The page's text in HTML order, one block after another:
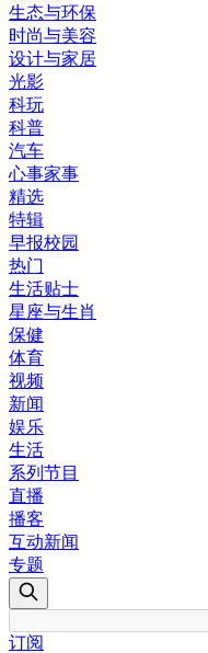
生态与环保
时尚与美容
设计与家居
光影
科玩
科普
汽车
心事家事
精选
特辑
早报校园
热门
生活贴士
星座与生肖
保健
体育
视频
新闻
娱乐
生活
系列节目
直播
播客
互动新闻
专题
订阅